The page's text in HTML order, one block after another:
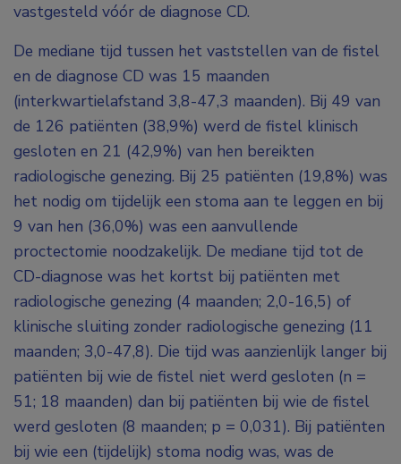
vastgesteld vóór de diagnose CD.
De mediane tijd tussen het vaststellen van de fistel
en de diagnose CD was 15 maanden
(interkwartielafstand 3,8-47,3 maanden). Bij 49 van
de 126 patiënten (38,9%) werd de fistel klinisch
gesloten en 21 (42,9%) van hen bereikten
radiologische genezing. Bij 25 patiënten (19,8%) was
het nodig om tijdelijk een stoma aan te leggen en bij
9 van hen (36,0%) was een aanvullende
proctectomie noodzakelijk. De mediane tijd tot de
CD-diagnose was het kortst bij patiënten met
radiologische genezing (4 maanden; 2,0-16,5) of
klinische sluiting zonder radiologische genezing (11
maanden; 3,0-47,8). Die tijd was aanzienlijk langer bij
patiënten bij wie de fistel niet werd gesloten (n =
51; 18 maanden) dan bij patiënten bij wie de fistel
werd gesloten (8 maanden; p = 0,031). Bij patiënten
bij wie een (tijdelijk) stoma nodig was, was de